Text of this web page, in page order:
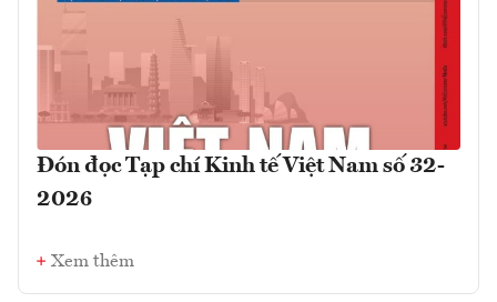
Đón đọc Tạp chí Kinh tế Việt Nam số 32-
2026
Xem thêm